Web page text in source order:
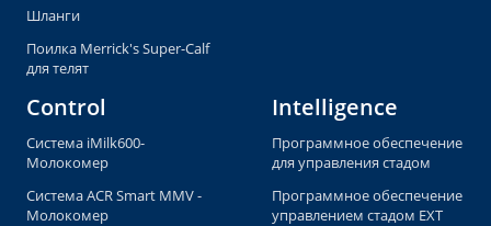
Шланги
Поилка Merrick's Super-Calf
для телят
Control
Система iMilk600-
Молокомер
Система ACR Smart MMV -
Молокомер
Intelligence
Программное обеспечение
для управления стадом
Программное обеспечение
управлением стадом EXT